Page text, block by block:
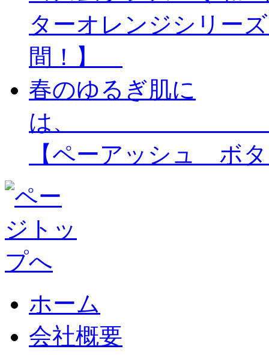
ターオレンジシリー
間！】
春のゆるぎ肌に
【ペーアッシュ ボ
ホーム
会社概要